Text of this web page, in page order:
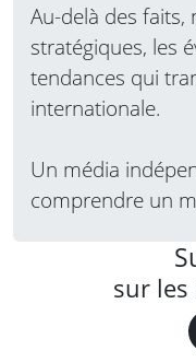
Au-delà des faits,
stratégiques, les
tendances qui
internationale.
Un média
comprendre un
sur les